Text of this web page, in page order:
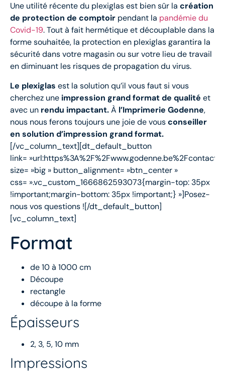
Une utilité récente du plexiglas est bien sûr la création
de protection de comptoir pendant la pandémie du
Covid-19. Tout à fait hermétique et découplable dans la
forme souhaitée, la protection en plexiglas garantira la
sécurité dans votre magasin ou sur votre lieu de travail
en diminuant les risques de propagation du virus.
Le plexiglas est la solution qu’il vous faut si vous
cherchez une impression grand format de qualité et
avec un rendu impactant.À l’Imprimerie Godenne,
nous nous ferons toujours une joie de vousconseiller
en solution d’impression grand format.
[/vc_column_text][dt_default_button
link=
size= »big » button_alignment= »btn_center »
css= ».vc_custom_1666862593073{margin-top: 35px
!important;margin-bottom: 35px !important;} »]Posez-
nous vos questions ![/dt_default_button]
[vc_column_text]
Format
de 10 à 1000 cm
Découpe
rectangle
découpe à la forme
Épaisseurs
2, 3, 5, 10 mm
Impressions